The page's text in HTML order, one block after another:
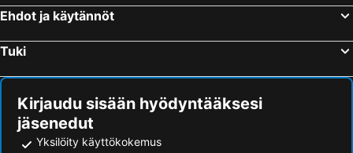
Ehdot ja käytännöt
Tuki
Kirjaudu sisään hyödyntääksesi
jäsenedut
Yksilöity käyttökokemus